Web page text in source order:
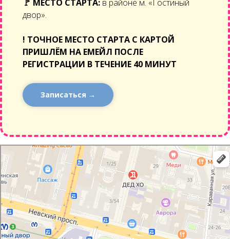
🚩 МЕСТО СТАРТА: в районе м. «Гостиный
двор».
! ТОЧНОЕ МЕСТО СТАРТА С КАРТОЙ
ПРИШЛЁМ НА ЕМЕЙЛ ПОСЛЕ
РЕГИСТРАЦИИ В ТЕЧЕНИЕ 40 МИНУТ
Записаться →
Санкт‑Петербург
Малая Садовая улица: как доехать на автомобиле, общественным транспортом
или пешком – Яндекс Карты